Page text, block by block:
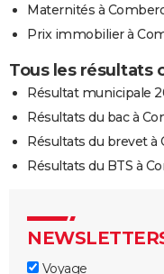
Maternités à
Prix immobilier à
Tous les résultats
Résultat municipale
Résultats du bac à
Résultats du brevet à
Résultats du BTS à
Voyage